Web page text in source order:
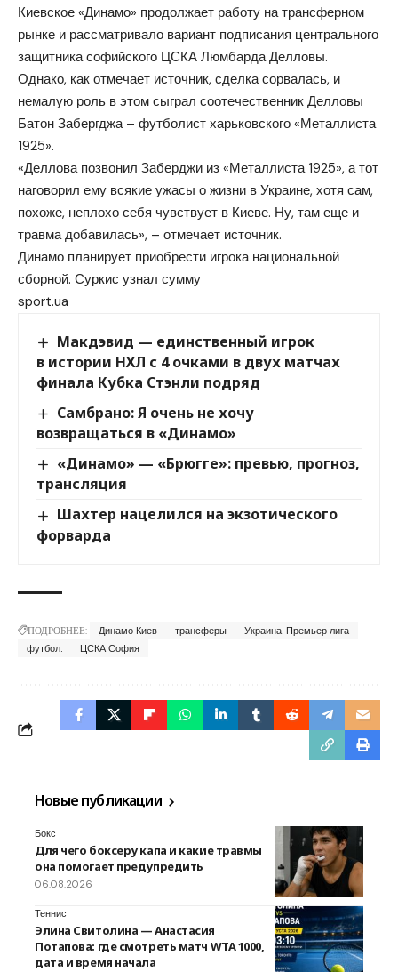
Киевское «Динамо» продолжает работу на трансферном
рынке и рассматривало вариант подписания центрального
защитника софийского ЦСКА Люмбарда Делловы.
Однако, как отмечает источник, сделка сорвалась, и
немалую роль в этом сыграл соотечественник Делловы
Батон Забергджа – футболист харьковского «Металлиста
1925».
«Деллова позвонил Заберджи из «Металлиста 1925», а тот
наговорил ему всякие ужасы о жизни в Украине, хотя сам,
похоже, неплохо себя чувствует в Киеве. Ну, там еще и
травма добавилась», – отмечает источник.
Динамо планирует приобрести игрока национальной
сборной. Суркис узнал сумму
sport.ua
Макдэвид — единственный игрок
в истории НХЛ с 4 очками в двух матчах
финала Кубка Стэнли подряд
Самбрано: Я очень не хочу
возвращаться в «Динамо»
«Динамо» — «Брюгге»: превью, прогноз,
трансляция
Шахтер нацелился на экзотического
форварда
ПОДРОБНЕЕ: Динамо Киев трансферы
Украина. Премьер лига
футбол.
ЦСКА София
Новые публикации
Бокс
Для чего боксеру капа и какие травмы
она помогает предупредить
06.08.2026
Теннис
Элина Свитолина — Анастасия
Потапова: где смотреть матч WTA 1000,
дата и время начала